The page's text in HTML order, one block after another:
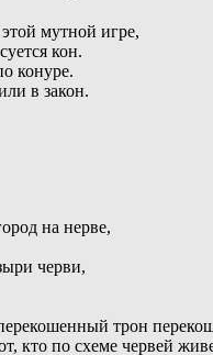
мутной игре,
кон.
конуре.
в закон.
на нерве,
черви,
трон
кто по схеме червей